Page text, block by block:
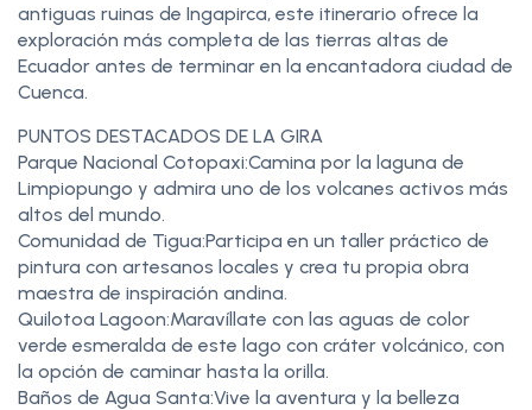
antiguas ruinas de Ingapirca, este itinerario ofrece la
exploración más completa de las tierras altas de
Ecuador antes de terminar en la encantadora ciudad de
Cuenca.
PUNTOS DESTACADOS DE LA GIRA
Parque Nacional Cotopaxi:Camina por la laguna de
Limpiopungo y admira uno de los volcanes activos más
altos del mundo.
Comunidad de Tigua:Participa en un taller práctico de
pintura con artesanos locales y crea tu propia obra
maestra de inspiración andina.
Quilotoa Lagoon:Maravíllate con las aguas de color
verde esmeralda de este lago con cráter volcánico, con
la opción de caminar hasta la orilla.
Baños de Agua Santa:Vive la aventura y la belleza